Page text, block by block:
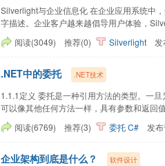
Silverlight与企业信息化 在企业应用系统中
字描述。企业客户越来越倡导用户体验，
阅读(3049)
推荐(0) Silverlight
.NET中的委托 .NET技术
1.1.1定义 委托是一种引用方法的类型。一
可以像其他任何方法一样，具有参数和返回
阅读(6769)
推荐(3) 委托C# 发
企业架构到底是什么？ 软件设计